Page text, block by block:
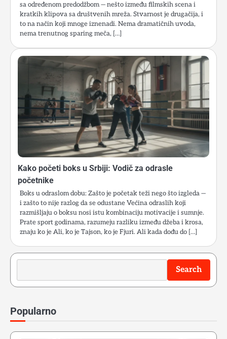
sa određenom predodžbom — nešto između filmskih scena i
kratkih klipova sa društvenih mreža. Stvarnost je drugačija, i
to na način koji mnoge iznenadi. Nema dramatičnih uvoda,
nema trenutnog sparing meča, […]
Kako početi boks u Srbiji: Vodič za odrasle
početnike
Boks u odraslom dobu: Zašto je početak teži nego što izgleda —
i zašto to nije razlog da se odustane Većina odraslih koji
razmišljaju o boksu nosi istu kombinaciju motivacije i sumnje.
Prate sport godinama, razumeju razliku između džeba i krosa,
znaju ko je Ali, ko je Tajson, ko je Fjuri. Ali kada dođu do […]
Search
Search
Popularno